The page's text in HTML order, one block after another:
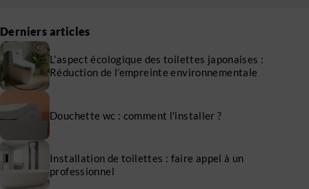
Derniers articles
L’aspect écologique des toilettes japonaises :
Réduction de l’empreinte environnementale
Douchette wc : comment l'installer ?
Installation de toilettes : faire appel à un
professionnel